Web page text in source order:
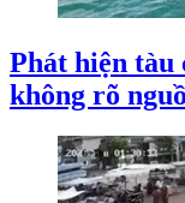
Phát hiện tàu
không rõ